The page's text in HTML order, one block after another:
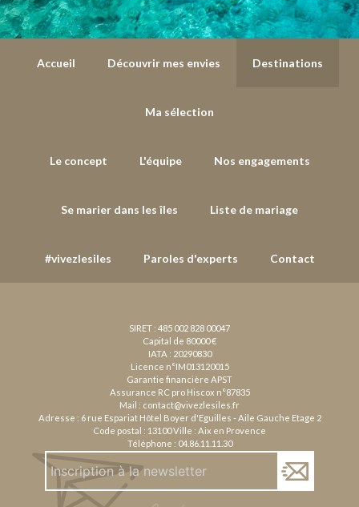
Accueil Découvrir mes envies Destinations
Ma sélection
Le concept L'équipe Nos engagements
Se marier dans les îles Liste de mariage
#vivezlesiles Paroles d'experts Contact
SIRET : 485 002 828 00047
Capital de 80000 €
IATA : 20290830
Licence n°IM013120015
Garantie financière APST
Assurance RC pro Hiscox n°87835
Mail : contact@vivezlesiles.fr
Adresse : 6 rue Espariat Hôtel Boyer d'Eguilles - Aile Gauche Etage 2
Code postal : 13100 Ville : Aix en Provence
Téléphone : 04.86.11.11.30